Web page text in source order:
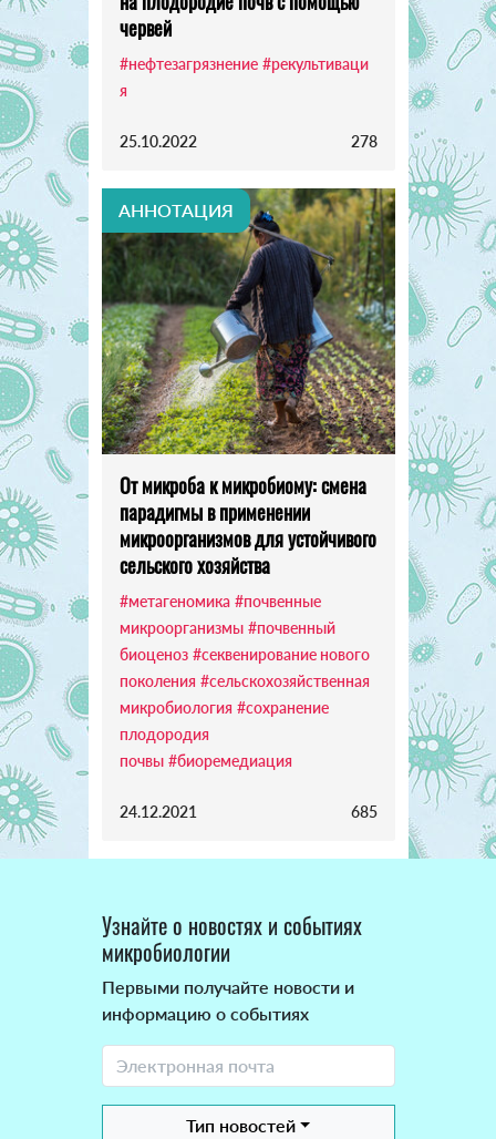
червей
#нефтезагрязнение #рекультиваци
я
25.10.2022 278
АННОТАЦИЯ
От микроба к микробиому: смена
парадигмы в применении
микроорганизмов для устойчивого
сельского хозяйства
#метагеномика #почвенные
микроорганизмы #почвенный
биоценоз #секвенирование нового
поколения #сельскохозяйственная
микробиология #сохранение
плодородия
почвы #биоремедиация
24.12.2021 685
Узнайте о новостях и событиях
микробиологии
Первыми получайте новости и
информацию о событиях
Тип новостей